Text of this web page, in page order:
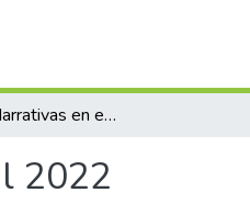
Estructuras Narrativas en el Nivel Inicial 2022
2022